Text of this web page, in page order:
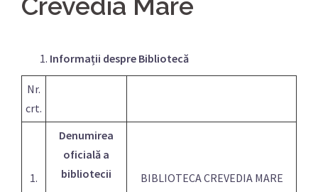
Informații despre Bibliotecă
Nr.
crt.
1.
Denumirea
oficială a
bibliotecii
BIBLIOTECA CREVEDIA MARE